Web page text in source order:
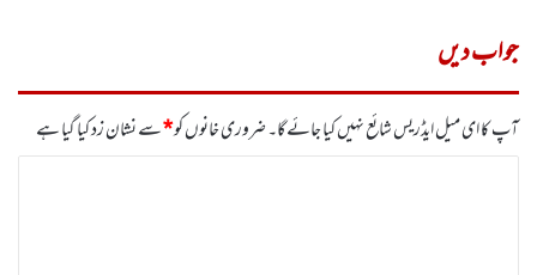
جواب دیں
آپ کا ای میل ایڈریس شائع نہیں کیا جائے گا۔ضروری خانوں کو*سے نشان زد کیا گیا ہے